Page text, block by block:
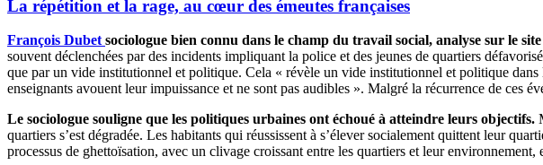
La répétition et la rage, au cœur des émeutes françaises
François Dubet sociologue bien connu dans le champ du travail social, analyse sur le
souvent déclenchées par des incidents impliquant la police et des jeunes de quartiers
que par un vide institutionnel et politique. Cela « révèle un vide institutionnel et politique dans
enseignants avouent leur impuissance et ne sont pas audibles ». Malgré la récurrence de ces
Le sociologue souligne que les politiques urbaines ont échoué à atteindre leurs objectifs.
quartiers s’est dégradée. Les habitants qui réussissent à s’élever socialement quittent leur
processus de ghettoïsation, avec un clivage croissant entre les quartiers et leur